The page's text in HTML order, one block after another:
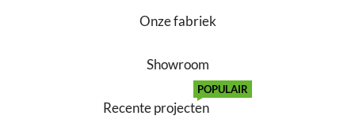
Onze fabriek
Showroom
Recente projecten
POPULAIR